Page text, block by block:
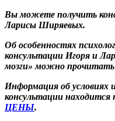
Вы можете получить
Ларисы Ширяевых.
Об особенностях
консультации Игоря и
мозги» можно
Информация об условиях
консультации находится
ЦЕНЫ.